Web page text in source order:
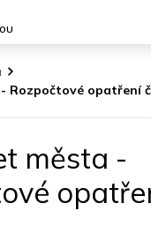
Rozpočtové opatření
města -